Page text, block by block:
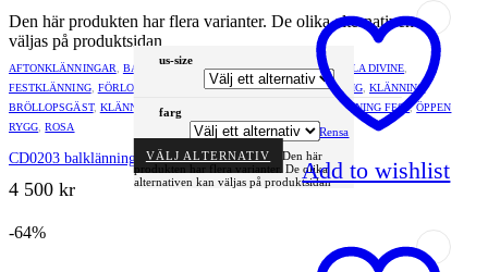
Add to wishlist
Den här produkten har flera varianter. De olika alternativen kan
väljas på produktsidan
us-size
farg
Rensa
VÄLJ ALTERNATIV
Den här
produkten har flera varianter. De olika
alternativen kan väljas på produktsidan
AFTONKLÄNNINGAR BALKLÄNNINGAR,CHAMPAGNE,CINDERELLA DIVINE
FESTKLÄNNING, FÖRLOVNINGSKLÄNNING,GLITTRIG,GUL,GULDIG, KLÄNNING
BRÖLLOPSGÄST, KLÄNNINGAR LÅNGKLÄNNING FEST,ÖPPEN
RYGG ,ROSA
CD0203 balklänning
4 500 kr
-64%